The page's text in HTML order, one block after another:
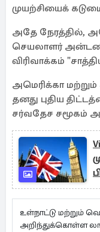
முயற்சியைக்
அதே நேரத்தில்,
செயலாளர்
விரிவாக்கம்
அமெரிக்கா
தனது புதிய
சர்வதேச சமூகம்
உள்நாட்டு மற்றும்
அறிந்துக்கொள்ள